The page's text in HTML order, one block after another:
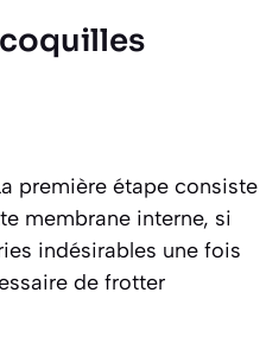
première étape consiste
membrane interne, si
indésirables une fois
de frotter